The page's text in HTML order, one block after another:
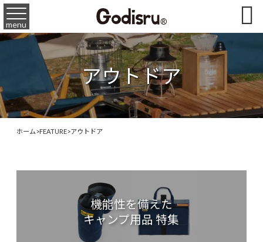
menu 
アウトドア
ホーム>FEATURE>アウトドア
機能性を備えた
キャンプ用品 特集